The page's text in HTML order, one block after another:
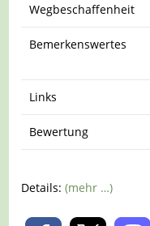
Wegbeschaffenheit
Bemerkenswertes
Links
Bewertung
Details:(mehr …)